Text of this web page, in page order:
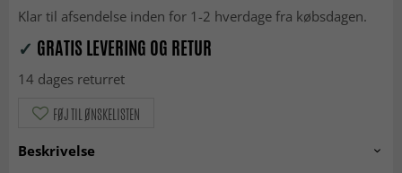
Klar til afsendelse inden for 1-2 hverdage fra købsdagen.
✓ GRATIS LEVERING OG RETUR
14 dages returret
FØJ TIL ØNSKELISTEN
Beskrivelse